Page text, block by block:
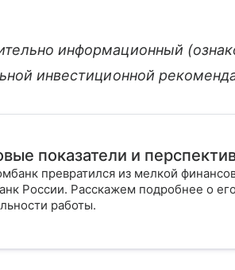
информационный
инвестиционной
показатели и
превратился из мелкой
России. Расскажем подробнее о
работы.